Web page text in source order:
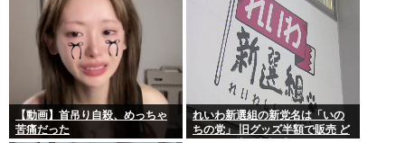
【動画】首吊り自殺、めっちゃ
苦痛だった
れいわ新選組の新党名は「いの
ちの党」 旧グッズ半額で販売 ど